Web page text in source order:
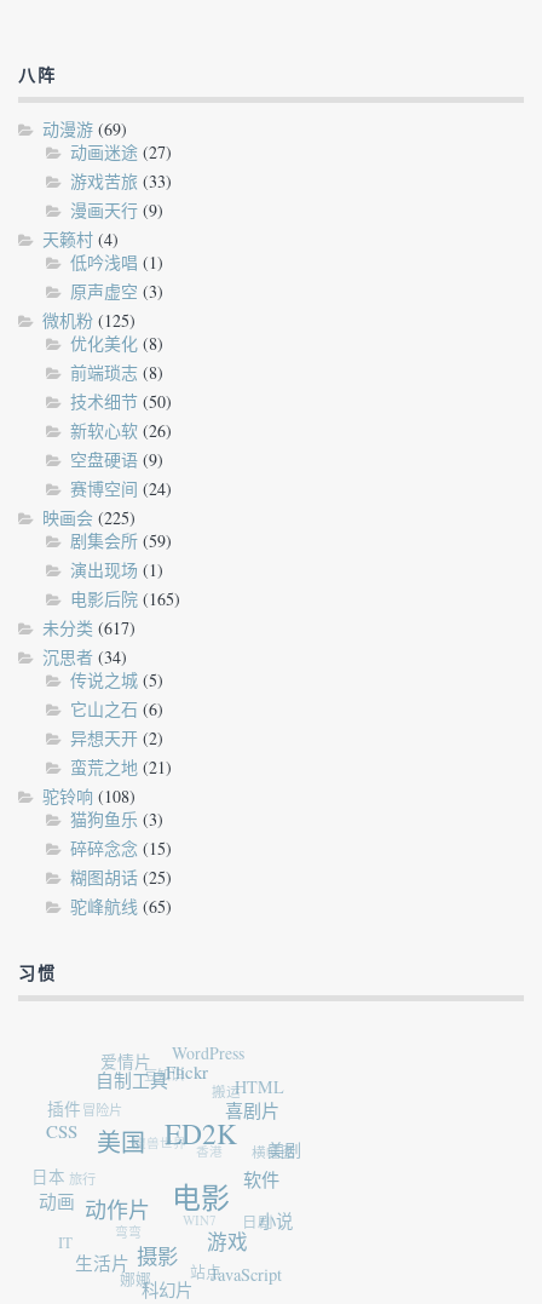
八阵
动漫游 (69)
动画迷途 (27)
游戏苦旅 (33)
漫画天行 (9)
天籁村 (4)
低吟浅唱 (1)
原声虚空 (3)
微机粉 (125)
优化美化 (8)
前端琐志 (8)
技术细节 (50)
新软心软 (26)
空盘硬语 (9)
赛博空间 (24)
映画会 (225)
剧集会所 (59)
演出现场 (1)
电影后院 (165)
未分类 (617)
沉思者 (34)
传说之城 (5)
它山之石 (6)
异想天开 (2)
蛮荒之地 (21)
驼铃响 (108)
猫狗鱼乐 (3)
碎碎念念 (15)
糊图胡话 (25)
驼峰航线 (65)
习惯
电影
ED2K
美国
动作片
摄影 游戏
软件
喜剧片
Flickr
自制工具
CSS
动画
生活片
科幻片
JavaScript
小说
美剧
HTML
WordPress
爱情片
插件
日本
IT
娜娜 站点
日剧
横幅图
搬运
豆知识
冒险片
旅行
弯弯
WIN7
香港
魔兽世界